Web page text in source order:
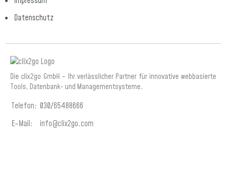
Datenschutz
Die clix2go GmbH – Ihr verlässlicher Partner für innovative webbasierte
Tools, Datenbank- und Managementsysteme.
Telefon: 030/65488666
E-Mail:
info@clix2go.com